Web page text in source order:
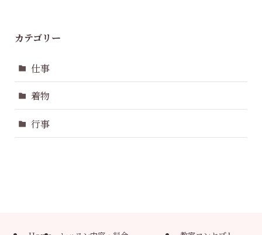
カテゴリー
仕事
着物
行事